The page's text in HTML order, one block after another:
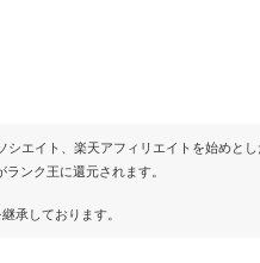
エイト、楽天アフィリエイトを始めと
ンク王に還元されます。
承しております。